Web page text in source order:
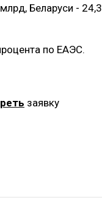
Беларуси - 24,3
по ЕАЭС.
заявку